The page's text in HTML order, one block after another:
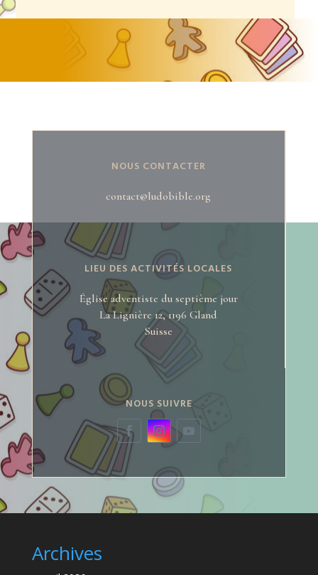
NOUS CONTACTER
contact@ludobible.org
LIEU DES ACTIVITÉS LOCALES
Église adventiste du septième jour
La Lignière 12, 1196 Gland
Suisse
NOUS SUIVRE
Archives